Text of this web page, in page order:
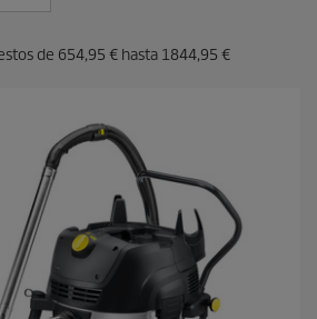
de 654,95 € hasta 1844,95 €